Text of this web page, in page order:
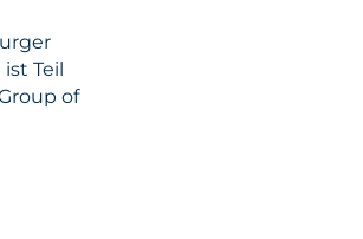
Teil
of